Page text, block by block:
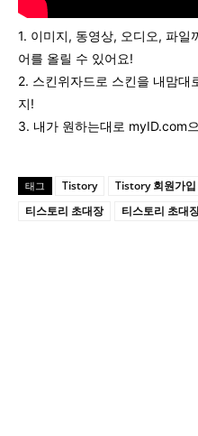
1. 이미지, 동영상, 오디오, 파일
어를 올릴 수 있어요!
2. 스킨위자드로 스킨을 내맘대
지!
3. 내가 원하는대로 myID.com
태그 Tistory Tistory 회원가입
티스토리 초대장
티스토리 초대